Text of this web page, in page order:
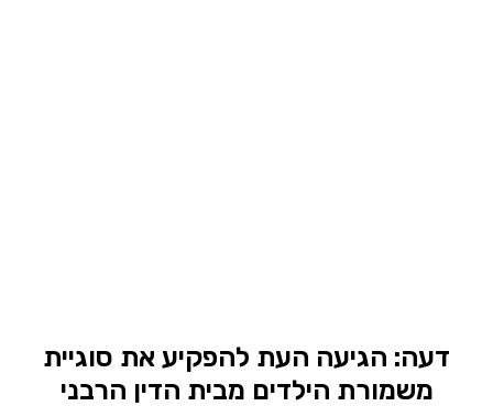
דעה: הגיעה העת להפקיע את סוגיית
משמורת הילדים מבית הדין הרבני